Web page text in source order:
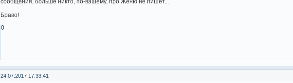
Браво!
0
24.07.2017 17:33:41